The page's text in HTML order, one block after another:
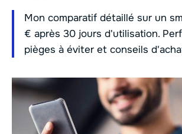
Mon comparatif détaillé sur un
€ après 30 jours d'utilisation.
pièges à éviter et conseils